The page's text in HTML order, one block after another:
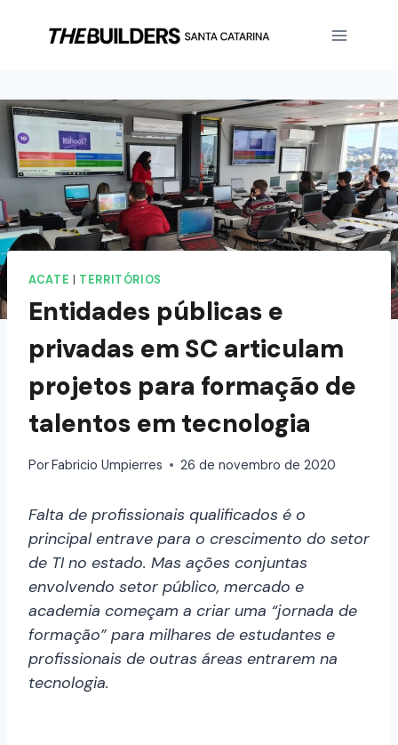
ACATE TERRITÓRIOS
Entidades públicas e
privadas em SC articulam
projetos para formação de
talentos em tecnologia
PorFabricio Umpierres 26 de novembro de 2020
Falta de profissionais qualificados é o
principal entrave para o crescimento do setor
de TI no estado. Mas ações conjuntas
envolvendo setor público, mercado e
academia começam a criar uma “jornada de
formação” para milhares de estudantes e
profissionais de outras áreas entrarem na
tecnologia.